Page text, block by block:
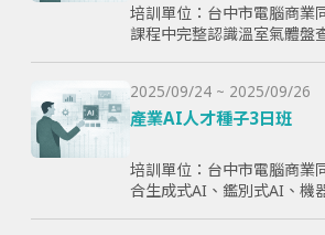
培訓單位：台中市電腦商
課程中完整認識溫室氣體盤
幫助學員更好了解ESG與碳
用，提高企業實現減碳目標。
2025/09/24 ~ 2025/09/26
產業AI人才種子3日班
培訓單位：台中市電腦商
合生成式AI、鑑別式AI、機